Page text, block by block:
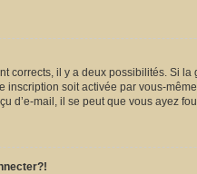
corrects, il y a deux possibilités.
soit activée par vous-
d’e-mail, il se peut que vous ayez